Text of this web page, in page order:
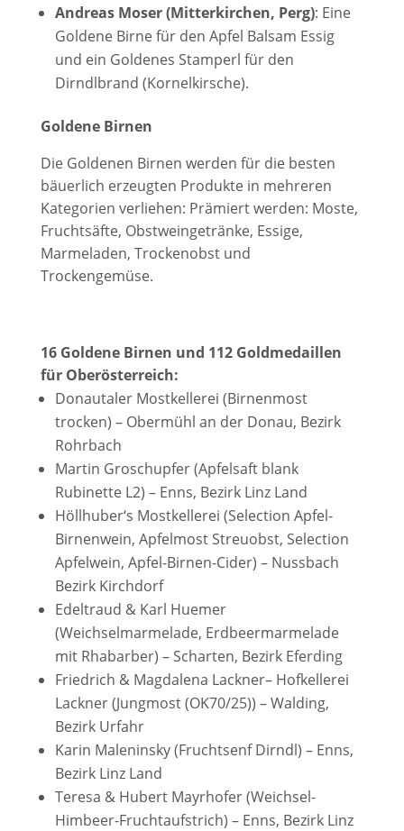
Andreas Moser (Mitterkirchen, Perg): Eine
Goldene Birne für den Apfel Balsam Essig
und ein Goldenes Stamperl für den
Dirndlbrand (Kornelkirsche).
Goldene Birnen
Die Goldenen Birnen werden für die besten
bäuerlich erzeugten Produkte in mehreren
Kategorien verliehen: Prämiert werden: Moste,
Fruchtsäfte, Obstweingetränke, Essige,
Marmeladen, Trockenobst und
Trockengemüse.
16 Goldene Birnen und 112 Goldmedaillen
für Oberösterreich:
Donautaler Mostkellerei (Birnenmost
trocken) – Obermühl an der Donau, Bezirk
Rohrbach
Martin Groschupfer (Apfelsaft blank
Rubinette L2) – Enns, Bezirk Linz Land
Höllhuber‘s Mostkellerei (Selection Apfel-
Birnenwein, Apfelmost Streuobst, Selection
Apfelwein, Apfel-Birnen-Cider) – Nussbach
Bezirk Kirchdorf
Edeltraud & Karl Huemer
(Weichselmarmelade, Erdbeermarmelade
mit Rhabarber) – Scharten, Bezirk Eferding
Friedrich & Magdalena Lackner– Hofkellerei
Lackner (Jungmost (OK70/25)) – Walding,
Bezirk Urfahr
Karin Maleninsky (Fruchtsenf Dirndl) – Enns,
Bezirk Linz Land
Teresa & Hubert Mayrhofer (Weichsel-
Himbeer-Fruchtaufstrich) – Enns, Bezirk Linz